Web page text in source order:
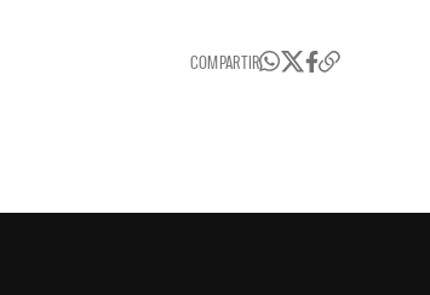
COMPARTIR